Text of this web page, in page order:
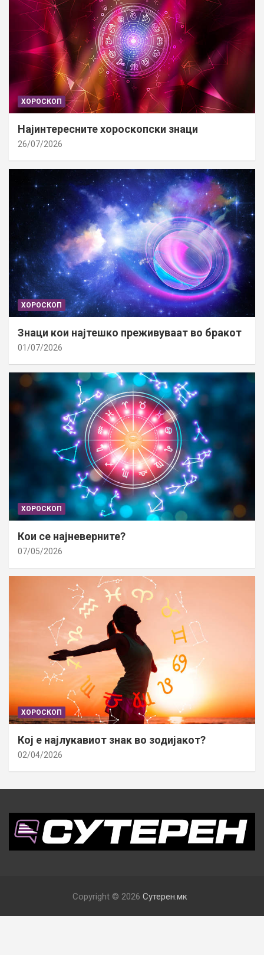
ХОРОСКОП
Најинтересните хороскопски знаци
26/07/2026
ХОРОСКОП
Знаци кои најтешко преживуваат во бракот
01/07/2026
ХОРОСКОП
Кои се најневерните?
07/05/2026
ХОРОСКОП
Кој е најлукавиот знак во зодијакот?
02/04/2026
Copyright © 2026 Сутерен.мк